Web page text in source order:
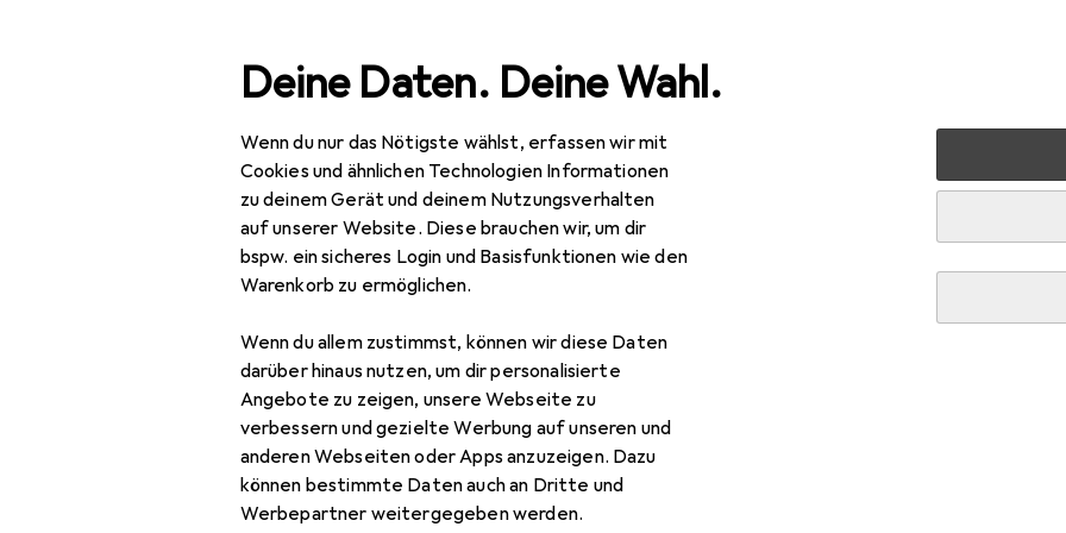
Deine Daten. Deine Wahl.
Wenn du nur das Nötigste wählst, erfassen wir mit
Cookies und ähnlichen Technologien Informationen
zu deinem Gerät und deinem Nutzungsverhalten
auf unserer Website. Diese brauchen wir, um dir
bspw. ein sicheres Login und Basisfunktionen wie den
Warenkorb zu ermöglichen.
Wenn du allem zustimmst, können wir diese Daten
darüber hinaus nutzen, um dir personalisierte
Angebote zu zeigen, unsere Webseite zu
verbessern und gezielte Werbung auf unseren und
anderen Webseiten oder Apps anzuzeigen. Dazu
können bestimmte Daten auch an Dritte und
Werbepartner weitergegeben werden.
Navigation nach Kategorien
IT + Multimedia Smartphones + Tablets Smartphone Zubehör